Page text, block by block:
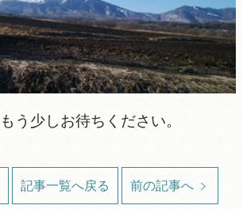
う少しお待ちください。
記事一覧へ戻る 前の記事へ